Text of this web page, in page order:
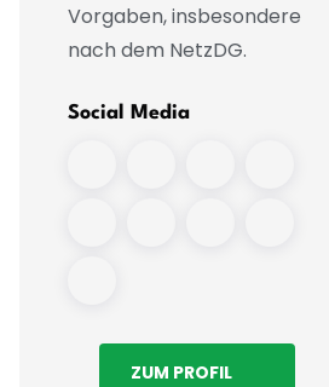
Zehntausende feiern
Vorgaben, insbesondere
nach dem NetzDG.
Social Media
ZUM PROFIL